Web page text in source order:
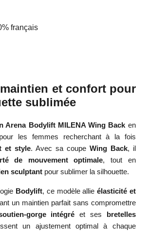
français
et confort pour
sublimée
Arena Bodylift MILENA Wing Back en
les femmes recherchant à la fois
et style. Avec sa coupe Wing Back, il
de mouvement optimale, tout en
sculptant pour sublimer la silhouette.
Bodylift, ce modèle allie élasticité et
un maintien parfait sans compromettre
gorge intégré et ses bretelles
un ajustement optimal à chaque